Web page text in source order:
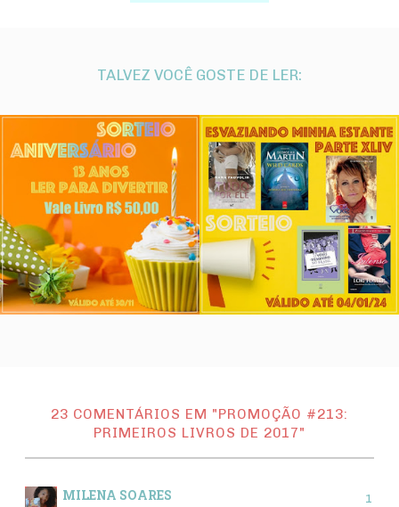
TALVEZ VOCÊ GOSTE DE LER:
23 COMENTÁRIOS EM "PROMOÇÃO #213:
PRIMEIROS LIVROS DE 2017"
MILENA SOARES